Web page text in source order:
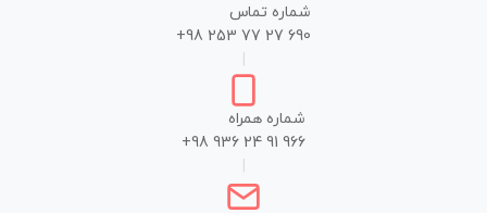
شماره تماس
+98 253 77 27 690
شماره همراه
+98 936 24 91 966